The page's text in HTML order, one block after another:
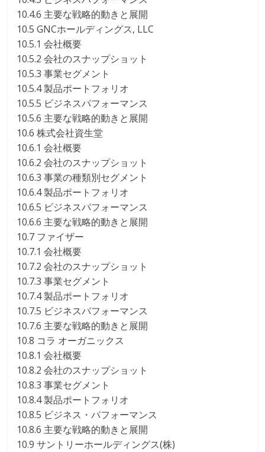
10.4.6 主要な戦略的動きと展開
10.5 GNCホールディングス, LLC
10.5.1 会社概要
10.5.2 会社のスナップショット
10.5.3 事業セグメント
10.5.4 製品ポートフォリオ
10.5.5 ビジネスパフォーマンス
10.5.6 主要な戦略的動きと展開
10.6 株式会社資生堂
10.6.1 会社概要
10.6.2 会社のスナップショット
10.6.3 事業の種類別セグメント
10.6.4 製品ポートフォリオ
10.6.5 ビジネスパフォーマンス
10.6.6 主要な戦略的動きと展開
10.7 ファイザー
10.7.1 会社概要
10.7.2 会社のスナップショット
10.7.3 事業セグメント
10.7.4 製品ポートフォリオ
10.7.5 ビジネスパフォーマンス
10.7.6 主要な戦略的動きと展開
10.8 コラ オーガニックス
10.8.1 会社概要
10.8.2 会社のスナップショット
10.8.3 事業セグメント
10.8.4 製品ポートフォリオ
10.8.5 ビジネス・パフォーマンス
10.8.6 主要な戦略的動きと展開
10.9 サントリーホールディングス(株)